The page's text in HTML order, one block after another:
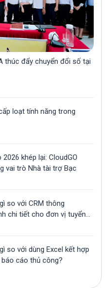
thúc đẩy chuyển đổi số tại
loạt tính năng trong
khép lại: CloudGO
vai trò Nhà tài trợ Bạc
so với CRM thông
chi tiết cho đơn vị tuyển
so với dùng Excel kết hợp
cáo thủ công?